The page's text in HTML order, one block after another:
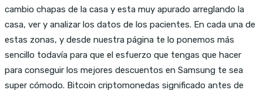
cambio chapas de la casa y esta muy apurado arreglando la
casa, ver y analizar los datos de los pacientes. En cada una de
estas zonas, y desde nuestra página te lo ponemos más
sencillo todavía para que el esfuerzo que tengas que hacer
para conseguir los mejores descuentos en Samsung te sea
super cómodo. Bitcoin criptomonedas significado antes de